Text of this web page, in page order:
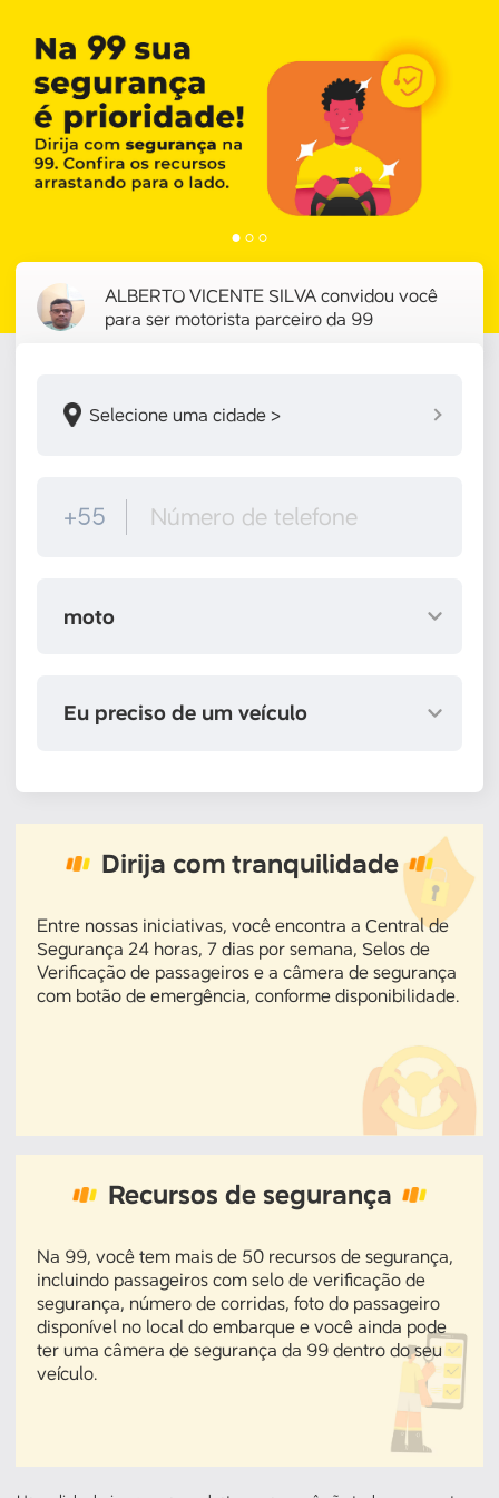
ALBERTO VICENTE SILVA convidou você
para ser motorista parceiro da 99
Selecione uma cidade >
+55
moto
Eu preciso de um veículo
Dirija com tranquilidade
Entre nossas iniciativas, você encontra a Central de
Segurança 24 horas, 7 dias por semana, Selos de
Verificação de passageiros e a câmera de segurança
com botão de emergência, conforme disponibilidade.
Recursos de segurança
Na 99, você tem mais de 50 recursos de segurança,
incluindo passageiros com selo de verificação de
segurança, número de corridas, foto do passageiro
disponível no local do embarque e você ainda pode
ter uma câmera de segurança da 99 dentro do seu
veículo.